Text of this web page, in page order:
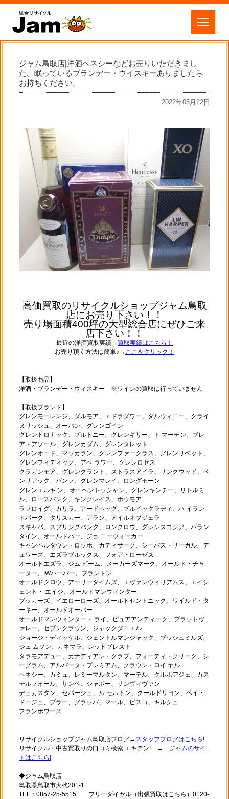
ジャム鳥取店|洋酒ヘネシーなどお売りいただきまし
た。眠っているブランデー・ウイスキーありましたら
お持ちください。
2022年05月22日
高価買取のリサイクルショップジャム鳥取
店にお売り下さい！！
売り場面積400坪の大型総合店にぜひご来
店下さい！！
最近の洋酒買取実績→ 買取実績はこちら！
お売り頂く方法は簡単♪→ ここをクリック！
【取扱商品】
洋酒・ブランデー・ウィスキー ※ワインの買取は行っていません
【取扱ブランド】
グレンモーレンジ、ダルモア、エドラダワー、ダルウィニー、クライ
ヌリッシュ、オーバン、グレンゴイン
グレンドロナック、プルトニー、グレンギリー、ト マーチン、ブレ
ア・アソール、グレンカダム、グレンタレット
グレンオード、マッカラン、グレンファークラス、グレンリベット、
グレンフィディック、アベ ラワー、グレンロセス
クラガンモア、グレングラント、ストラスアイラ、リンクウッド、ベ
ンリアック、バンフ、グレンマレイ、ロングモーン
グレンエルギ ン、オーヘントッシャン、グレンキンチー、リトルミ
ル、ローズバンク、キンクレイス、ボウモア
ラフロイグ、カリラ、アードベッグ、ブルイックラディ、ハ イラン
ドパーク、タリスカー、アラン、アイルオブジェラ
スキャパ、スプリングバンク、ロングロウ、グレンスコシア、バラン
タイン、オールドパー、ジョ ニーウォーカー
キャンベルタウン・ロッホ、カティサーク、シーバス・リーガル、デ
ュワーズ、エズラブルックス、フォア・ローゼス
オールドエズラ、ジム ビーム、メーカーズマーク、オールド・チャ
ーター、IWハーパー、ブラントン
オールドクロウ、アーリータイムズ、エヴァンウィリアムス、エイシ
ェント・ エイジ、オールドマンウィンター
ブッカーズ、イエローローズ、オールドセントニック、ワイルド・タ
ーキー、オールドオーバー
オールドマンウィンター・ ライ、ピュアアンティーク、プラットヴ
ァレー、セブンクラウン、ジャックダニエル
ジョージ・ディッケル、ジェントルマンジャック、ブッシュミルズ、
ジェ ムソン、カネマラ、レッドブレスト
タラモアデュー、カナディアン・クラブ、フォーティ・クリーク、シ
ーグラム、アルバータ・プレミアム、クラウン・ロイ ヤル
ヘネシー、カミュ、レミーマルタン、マーテル、クルボアジェ、カス
テルフォール、サンペ、シャボー、サンヴィヴァン
デュカスタン、セパージュ、ル モルトン、クールドリヨン、ペイ・
ドージュ、ブラー、グラッパ、マール、ピスコ、キルシュ
フランボワーズ
リサイクルショップジャム鳥取店ブログ→ スタッフブログはこちら!
リサイクル・中古買取りの口コミ検索 エキテン! → ジャムのサイ
トはこちら!
◆ジャム鳥取店
鳥取県鳥取市大杙201-1
TEL：0857-25-5515 フリーダイヤル（出張買取はこちら）0120-